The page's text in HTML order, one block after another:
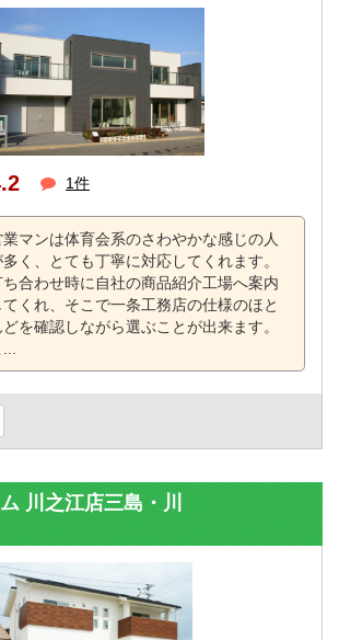
1件
業マンは体育会系のさわやかな感じの人
多く、とても丁寧に対応してくれます。
ち合わせ時に自社の商品紹介工場へ案内
てくれ、そこで一条工務店の仕様のほと
どを確認しながら選ぶことが出来ます。
川之江店三島・川